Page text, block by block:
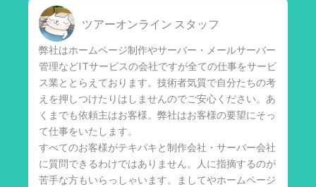
ツアーオンライン スタッフ
弊社はホームページ制作やサーバー・メールサーバー
管理などITサービスの会社ですが全ての仕事をサービ
ス業ととらえております。技術者気質で自分たちの考
えを押しつけたりはしませんのでご安心ください。あ
くまでも依頼主はお客様。弊社はお客様の要望にそっ
て仕事をいたします。
すべてのお客様がテキパキと制作会社・サーバー会社
に質問できるわけではありません。人に指摘するのが
苦手な方もいらっしゃいます。ましてやホームページ